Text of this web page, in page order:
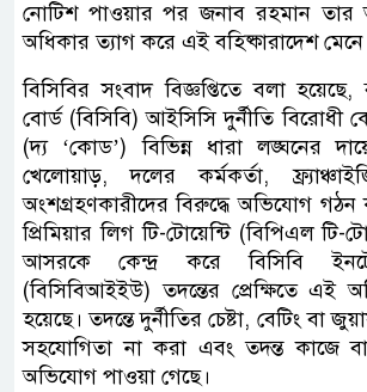
নোটিশ পাওয়ার পর জনাব রহমান তার
অধিকার ত্যাগ করে এই বহিষ্কারাদেশ মেনে
বিসিবির সংবাদ বিজ্ঞপ্তিতে বলা হয়েছে,
বোর্ড (বিসিবি) আইসিসি দুর্নীতি বিরোধী
(দ্য ‘কোড’) বিভিন্ন ধারা লঙ্ঘনের
খেলোয়াড়, দলের কর্মকর্তা,
অংশগ্রহণকারীদের বিরুদ্ধে অভিযোগ গঠন
প্রিমিয়ার লিগ টি-টোয়েন্টি (বিপিএল টি-
আসরকে কেন্দ্র করে বিসিবি
(বিসিবিআইইউ) তদন্তের প্রেক্ষিতে
হয়েছে। তদন্তে দুর্নীতির চেষ্টা, বেটিং বা
সহযোগিতা না করা এবং তদন্ত কাজে
অভিযোগ পাওয়া গেছে।